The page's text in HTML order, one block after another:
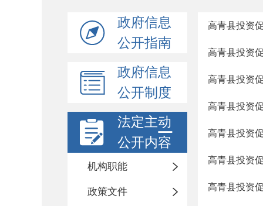
政府信息
公开指南
政府信息
公开制度
法定主动
公开内容
机构职能
政策文件
高青县投资
高青县投资
高青县投资
高青县投资
高青县投资
高青县投资
高青县投资